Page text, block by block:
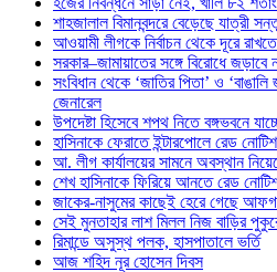
শাহজালাল বিমানবন্দরে বেড়েছে যাত্রী
আওয়ামী লীগকে নির্বাচন থেকে দূরে
সরকার–জামায়াতের সঙ্গে বিরোধে জড়াবে
সংবিধান থেকে ‘জাতির পিতা’ ও ‘বাঙালি
জেনারেল
উপদেষ্টা হিসেবে শপথ নিতে বঙ্গভবনে
হাসিনাকে ফেরাতে ইন্টারপোলে রেড
আ. লীগ কার্যালয়ের সামনে অবস্থান
শেখ হাসিনাকে ফিরিয়ে আনতে রেড
জাকের-নাসুমের কাছেই হেরে গেছে
সেই মুনতাহার লাশ মিলল নিজ বাড়ির
রিমান্ডে অসুস্থ পলক, হাসপাতালে ভর্তি
আজ শহিদ নূর হোসেন দিবস